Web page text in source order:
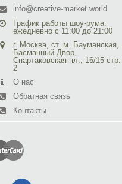
info@creative-market.world
График работы шоу-рума:
ежедневно с 11:00 до 21:00
г. Москва, ст. м. Бауманская,
Басманный Двор,
Спартаковская пл., 16/15 стр.
2
О нас
Обратная связь
Контакты